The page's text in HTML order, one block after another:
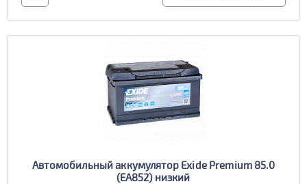
Автомобильный аккумулятор Exide Premium 85.0
(EA852) низкий